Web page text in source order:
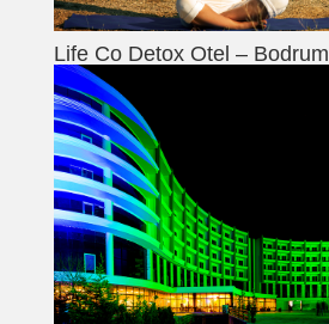
Life Co Detox Otel – Bodrum